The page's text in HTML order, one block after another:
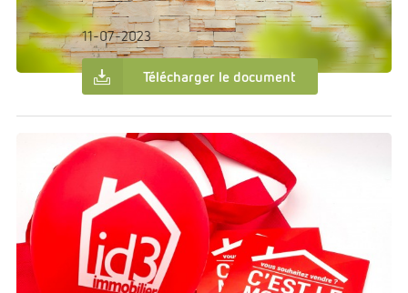
Domaine du Grand Air
11-07-2023
Télécharger le document